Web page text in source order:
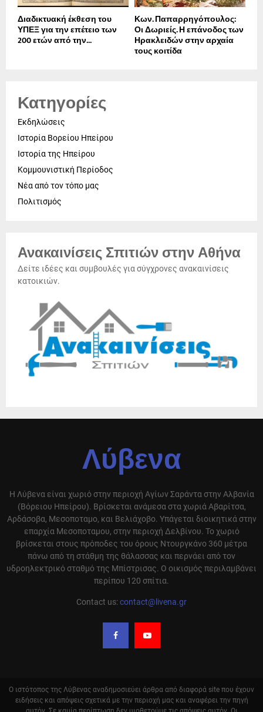
Διαδικτυακή έκθεση του
ΥΠΕΞ για την επέτειο των
200 ετών από την...
Κων. Παπαρρηγόπουλος:
Οι Δωριείς. Η επάνοδος των
Ηρακλειδών στην αρχαία
τους κοιτίδα
Κατηγορίες
Εκδηλώσεις
Ιστορία Βορείου Ηπείρου
Ιστορία της Ηπείρου
Κομμουνιστική Περίοδος
Νέα από τον τόπο μας
Πολιτισμός
Ανακαινίσεις Σπιτιών στην Αθήνα
Δείτε ιδέες και συμβουλές για σύγχρονες ανακαινίσεις
κατοικιών.
Λύβενα
Η Λύβενα είναι χωριό στην περιοχή Αγίων Σαράντα στην Αλβανία
(Βόρειου Ηπείρου). Βρίσκεται ανάμεσα στα χωριά Αβαρίτσα,
Αρδάσοβα, Μεσοποταμο, και Βελιάχοβο. Υπάγεται διοικητικά στην
επαρχία Μεσοποταμου, στην περιοχή Δελβίνου. Το χωριό
βρίσκεται στους πρόποδες του όρους Ντουργκάνο 360 μέτρα
πάνω από τη στάθμη της θάλασσας και περνάει από τον
υδροηλεκτρικό σταθμό της Μπίστρισας. Ο οικισμός περιλαμβάνει
περίπου 120 σπίτια.
Contact us:contact@livena.gr
Ο ιστότοπος της Λύβενας αναδημοσιεύει άρθρα από διαφορά site που έχουν
ειδήσεις και απόψεις σχετικά με την περιοχή μας και αναφέρει την πηγή